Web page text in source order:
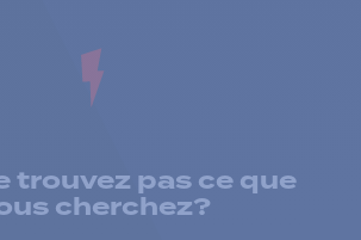
trouvez pas ce que
cherchez?